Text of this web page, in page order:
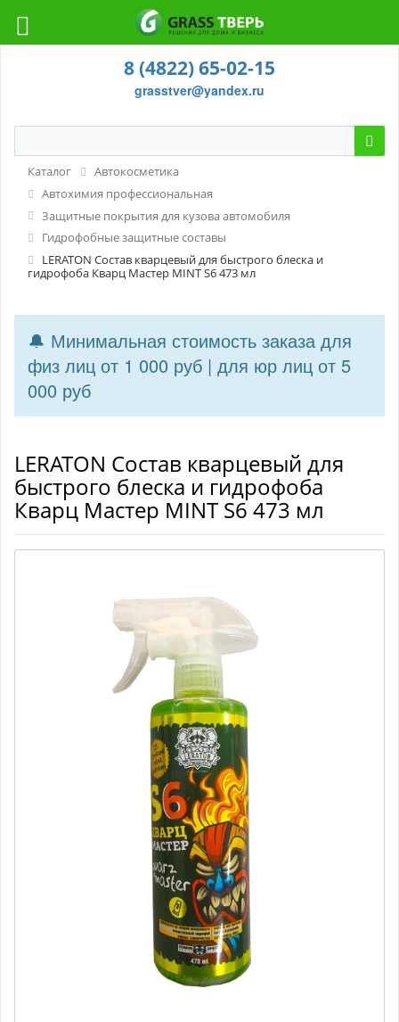
8 (4822) 65-02-15
grasstver@yandex.ru
Каталог
Автокосметика
Автохимия профессиональная
Защитные покрытия для кузова автомобиля
Гидрофобные защитные составы
LERATON Состав кварцевый для быстрого блеска и
гидрофоба Кварц Мастер MINT S6 473 мл
🔔 Минимальная стоимость заказа для
физ лиц от 1 000 руб | для юр лиц от 5
000 руб
LERATON Состав кварцевый для
быстрого блеска и гидрофоба
Кварц Мастер MINT S6 473 мл